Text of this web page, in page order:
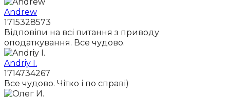
Andrew
1715328573
Відповіли на всі питання з приводу
оподаткування. Все чудово.
Andriy I.
1714734267
Все чудово. Чітко і по справі)